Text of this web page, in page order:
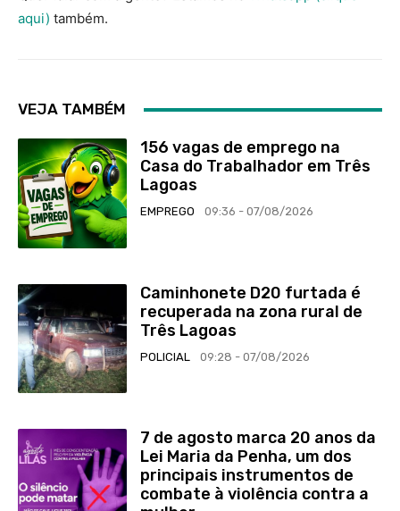
aqui) também.
VEJA TAMBÉM
156 vagas de emprego na
Casa do Trabalhador em Três
Lagoas
EMPREGO 09:36 - 07/08/2026
Caminhonete D20 furtada é
recuperada na zona rural de
Três Lagoas
POLICIAL 09:28 - 07/08/2026
7 de agosto marca 20 anos da
Lei Maria da Penha, um dos
principais instrumentos de
combate à violência contra a